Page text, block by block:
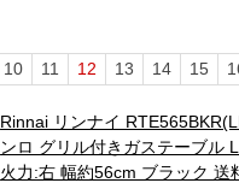
10 11 12 13 14 15
Rinnai リンナイ
ンロ グリル付きガステーブル
火力:右 幅約56cm ブラック 送